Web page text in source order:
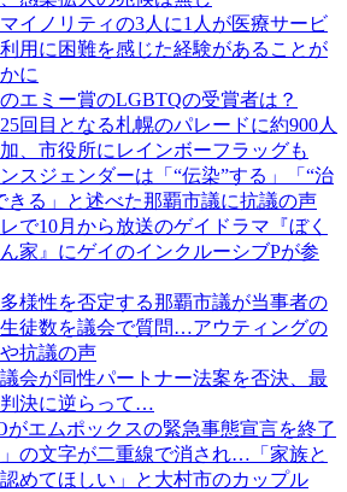
イノリティの3人に1人が医療サービ
用に困難を感じた経験があることが
に
エミー賞のLGBTQの受賞者は？
回目となる札幌のパレードに約900人
、市役所にレインボーフラッグも
ンスジェンダーは「“伝染”する」「“治
きる」と述べた那覇市議に抗議の声
で10月から放送のゲイドラマ『ぼく
家』にゲイのインクルーシブPが参
様性を否定する那覇市議が当事者の
生徒数を議会で質問…アウティングの
抗議の声
会が同性パートナー法案を否決、最
決に逆らって…
がエムポックスの緊急事態宣言を終了
」の文字が二重線で消され…「家族と
めてほしい」と大村市のカップル